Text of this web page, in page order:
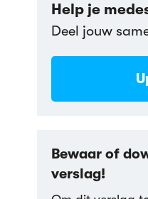
Help je
Deel jouw
Bewaar of
verslag!